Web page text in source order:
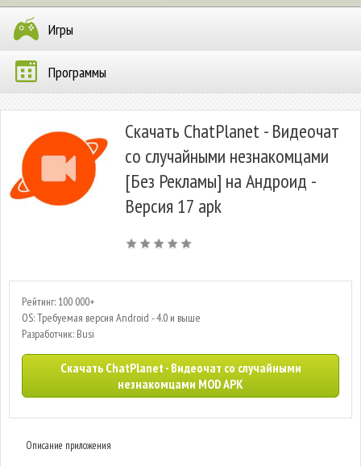
Игры
Программы
Скачать ChatPlanet - Видеочат
со случайными незнакомцами
[Без Рекламы] на Андроид -
Версия 17 apk
Рейтинг: 100 000+
OS: Требуемая версия Android - 4.0 и выше
Разработчик: Busi
Скачать ChatPlanet - Видеочат со случайными
незнакомцами MOD APK
Описание приложения